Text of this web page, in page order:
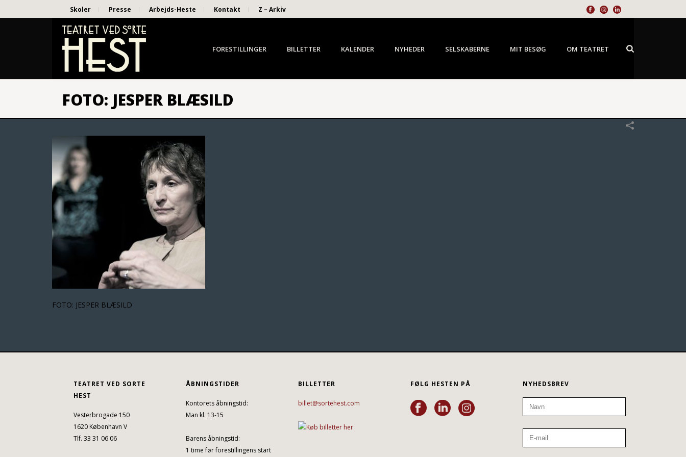
Skoler Presse Arbejds-Heste Kontakt Z – Arkiv
FORESTILLINGER BILLETTER KALENDER NYHEDER SELSKABERNE MIT BESØG OM TEATRET
FOTO: JESPER BLÆSILD
FOTO: JESPER BLÆSILD
TEATRET VED SORTE
HEST
Vesterbrogade 150
1620 København V
Tlf. 33 31 06 06
ÅBNINGSTIDER
Kontorets åbningstid:
Man kl. 13-15
Barens åbningstid:
1 time før forestillingens start
BILLETTER
billet@sortehest.com
FØLG HESTEN PÅ NYHEDSBREV